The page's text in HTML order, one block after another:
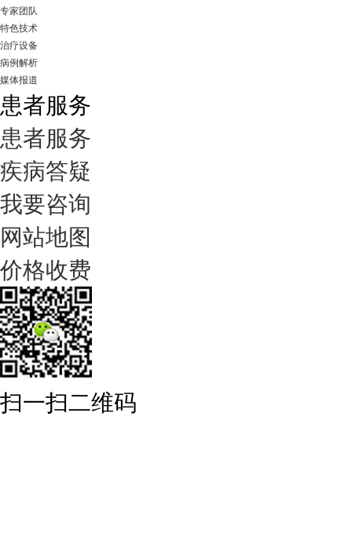
专家团队
特色技术
治疗设备
病例解析
媒体报道
患者服务
患者服务
疾病答疑
我要咨询
网站地图
价格收费
扫一扫二维码